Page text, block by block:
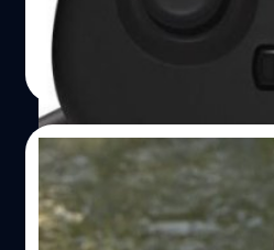
วงศกร ปฐมชัยวัฒน์ | 3471 days ago
Read More
10/01/2017
ข่าวร้ายเกม
เมย์คราย ถูกไมโครซอ